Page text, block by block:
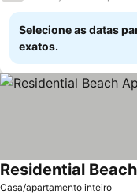
Selecione as datas
exatos.
Casa/apartamento inteiro